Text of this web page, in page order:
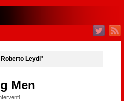
Leydi"
Men
·